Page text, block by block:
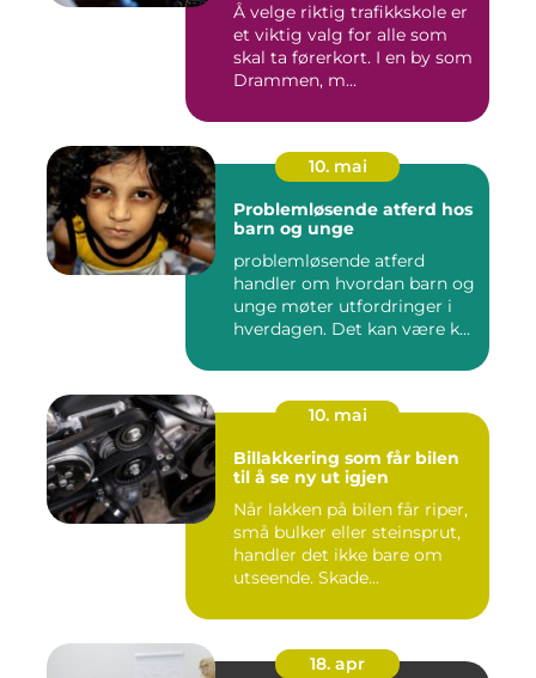
Å velge riktig trafikkskole er
et viktig valg for alle som
skal ta førerkort. I en by som
Drammen, m...
10. mai
Problemløsende atferd hos
barn og unge
problemløsende atferd
handler om hvordan barn og
unge møter utfordringer i
hverdagen. Det kan være k...
10. mai
Billakkering som får bilen
til å se ny ut igjen
Når lakken på bilen får riper,
små bulker eller steinsprut,
handler det ikke bare om
utseende. Skade...
18. apr